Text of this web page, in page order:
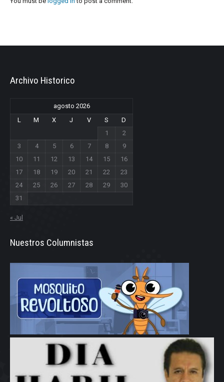
Archivo Historico
agosto 2026
L
M X J V S
D
1
2
3
4 5 6 7 8
9
10
11 12 13 14 15
16
17
18 19 20 21 22
23
24
25 26 27 28 29
30
31
« Jul
Nuestros Columnistas